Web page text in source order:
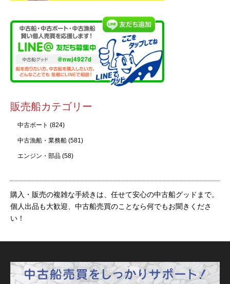
販売船カテゴリー
中古ボート (824)
中古漁船・業務船 (581)
エンジン・部品 (58)
購入・販売の複雑な手続きは、任せて安心の中古船グッドまで。
個人出品も大歓迎、中古船売買のことなら何でもお聞きくださ
い！